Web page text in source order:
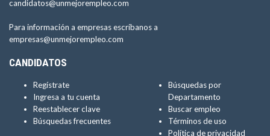
candidatos@unmejorempleo.com
Para información a empresas escríbanos a
empresas@unmejorempleo.com
CANDIDATOS
Regístrate
Ingresa a tu cuenta
Reestablecer clave
Búsquedas frecuentes
Búsquedas por
Departamento
Buscar empleo
Términos de uso
Política de privacidad